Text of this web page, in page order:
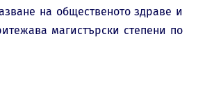
на общественото здраве и
магистърски степени по